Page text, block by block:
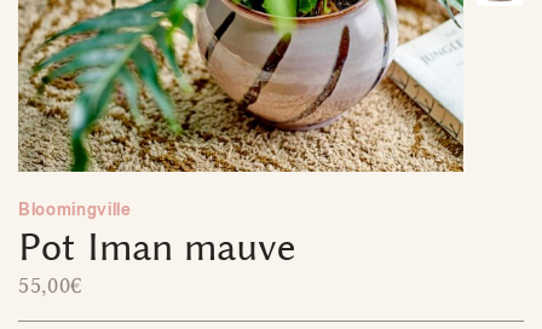
Bloomingville
Pot Iman mauve
55,00€